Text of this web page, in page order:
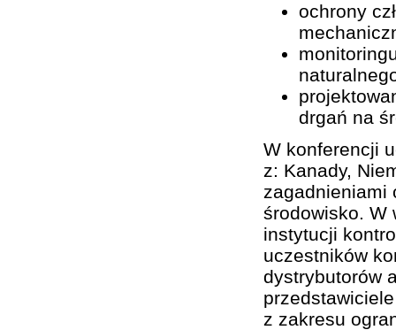
ochrony
drgań na
W konferencji
z: Kanady,
zagadnieniami
środowisko. W
instytucji
uczestników
dystrybutorów
z zakresu